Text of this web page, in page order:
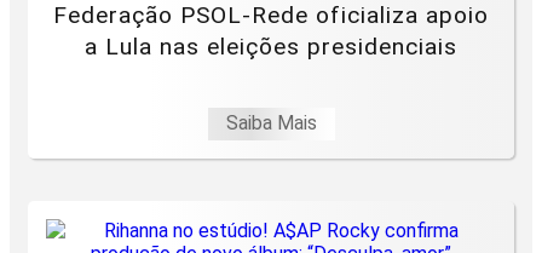
Federação PSOL-Rede oficializa apoio
a Lula nas eleições presidenciais
Saiba Mais